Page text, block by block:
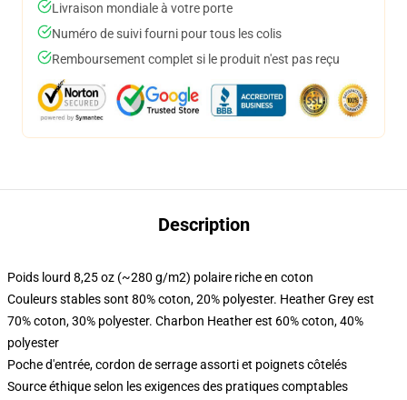
Livraison mondiale à votre porte
Numéro de suivi fourni pour tous les colis
Remboursement complet si le produit n'est pas reçu
Description
Poids lourd 8,25 oz (~280 g/m2) polaire riche en coton
Couleurs stables sont 80% coton, 20% polyester. Heather Grey est
70% coton, 30% polyester. Charbon Heather est 60% coton, 40%
polyester
Poche d'entrée, cordon de serrage assorti et poignets côtelés
Source éthique selon les exigences des pratiques comptables